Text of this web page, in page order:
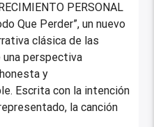
PERSONAL
Que Perder”, un nuevo
clásica de las
una perspectiva
y
Escrita con la intención
la canción